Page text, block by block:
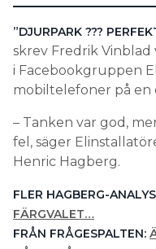
”DJURPARK ???
skrev Fredrik
i Facebookgruppen
mobiltelefoner på en
– Tanken var god,
fel, säger
Henric Hagberg.
FLER HAGBERG-
FÄRGVALET…
FRÅN FRÅGESPALTEN: